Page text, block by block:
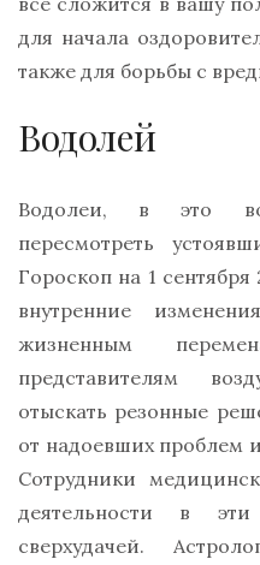
для начала
также для борьбы с
Водолей
Водолеи, в это
пересмотреть
Гороскоп на 1 сентября
внутренние
жизненным
представителям
отыскать резонные
от надоевших проблем
Сотрудники
деятельности в
сверхудачей.